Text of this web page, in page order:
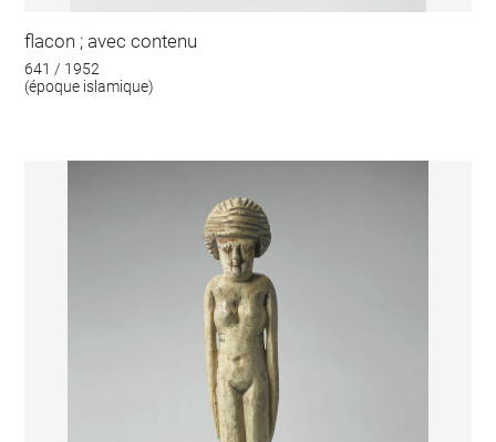
flacon ; avec contenu
641 / 1952
(époque islamique)